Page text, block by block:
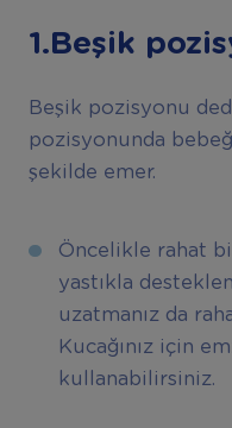
1.Beşik
Beşik pozisyonu
pozisyonunda
şekilde emer.
Öncelikle rahat
yastıkla
uzatmanız da
Kucağınız için
kullanabilirsiniz.